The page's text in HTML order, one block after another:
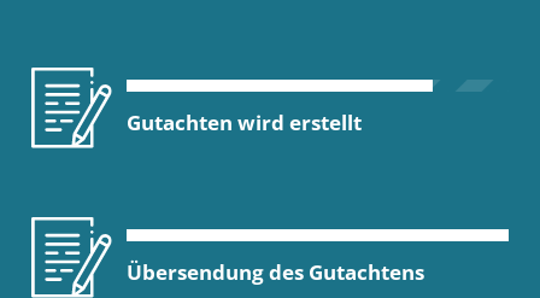
Gutachten wird erstellt
Übersendung des Gutachtens